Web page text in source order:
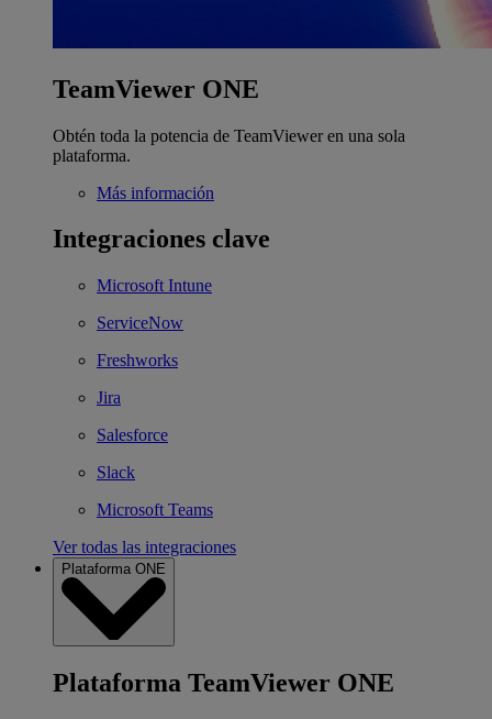
TeamViewer ONE
Obtén toda la potencia de TeamViewer en una sola
plataforma.
Más información
Integraciones clave
Microsoft Intune
ServiceNow
Freshworks
Jira
Salesforce
Slack
Microsoft Teams
Ver todas las integraciones
Plataforma ONE
Plataforma TeamViewer ONE